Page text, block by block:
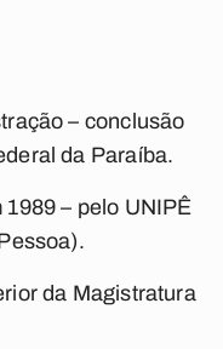
– conclusão
da Paraíba.
– pelo UNIPÊ
da Magistratura